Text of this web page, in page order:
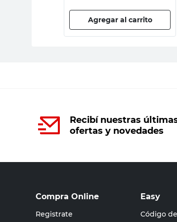
Agregar al carrito
Recibí nuestras
ofertas y novedades
Compra Online
Registrate
Easy
Código